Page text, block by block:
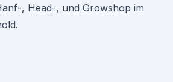
, Head-, und Growshop im